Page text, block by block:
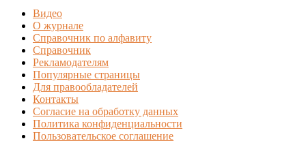
Видео
О журнале
Справочник по алфавиту
Справочник
Рекламодателям
Популярные страницы
Для правообладателей
Контакты
Согласие на обработку данных
Политика конфиденциальности
Пользовательское соглашение